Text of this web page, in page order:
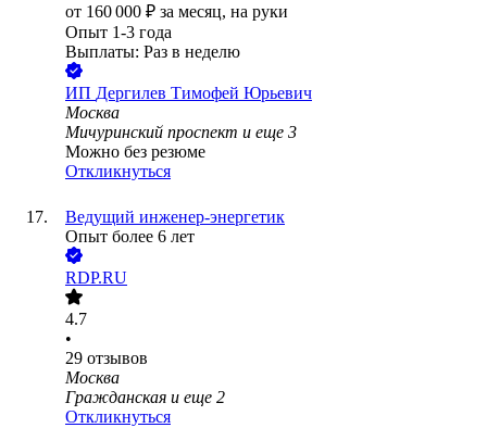
от 160 000 ₽ за месяц, на руки
Опыт 1-3 года
Выплаты: Раз в неделю
ИП Дергилев Тимофей Юрьевич
Москва
Мичуринский проспект и еще 3
Можно без резюме
Откликнуться
Ведущий инженер-энергетик
Опыт более 6 лет
RDP.RU
4.7
•
29 отзывов
Москва
Гражданская и еще 2
Откликнуться